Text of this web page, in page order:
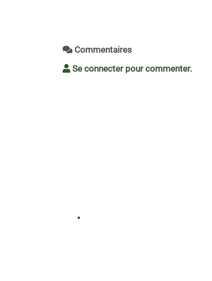
Commentaires
Se connecter pour commenter.